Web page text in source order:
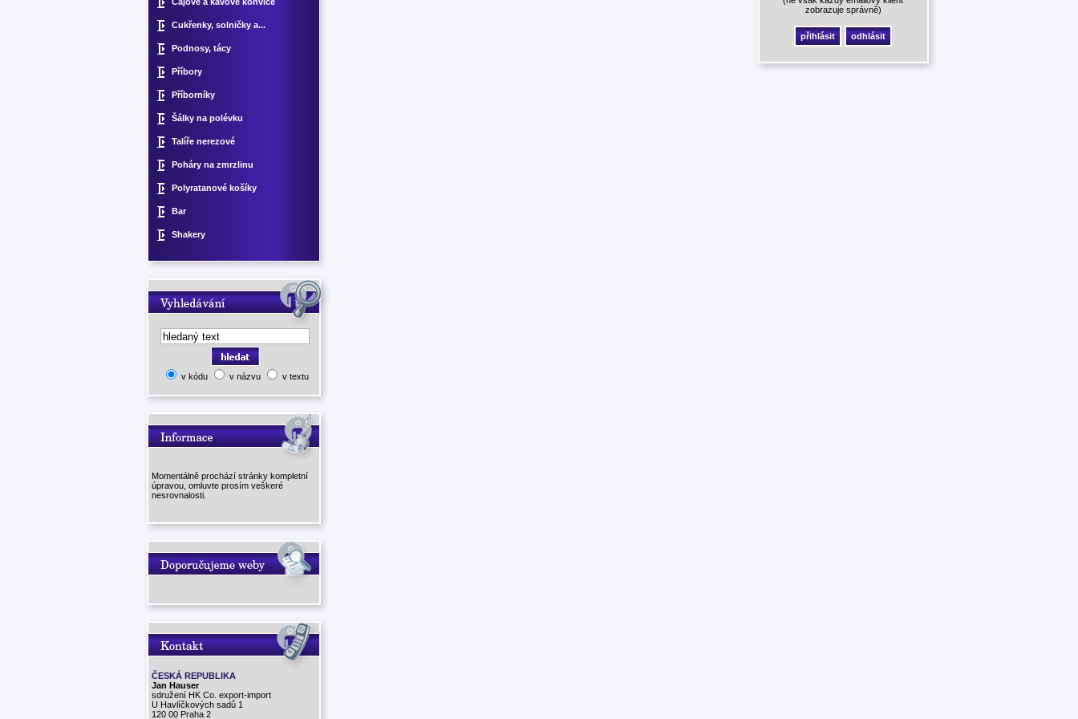
Cukřenky, solničky a...
Podnosy, tácy
Příbory
Příborníky
Šálky na polévku
Talíře nerezové
Poháry na zmrzlinu
Polyratanové košíky
Bar
Shakery
v kódu v názvu v textu
Momentálně prochází stránky kompletní
úpravou, omluvte prosím veškeré
nesrovnalosti.
ČESKÁ REPUBLIKA
Jan Hauser
sdružení HK Co. export-import
U Havlíčkových sadů 1
120 00 Praha 2
zobrazuje správně)